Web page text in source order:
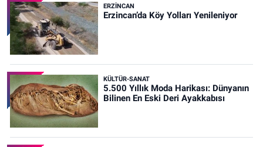
ERZINCAN
Erzincan’da Köy Yolları Yenileniyor
KÜLTÜR-SANAT
5.500 Yıllık Moda Harikası: Dünyanın
Bilinen En Eski Deri Ayakkabısı